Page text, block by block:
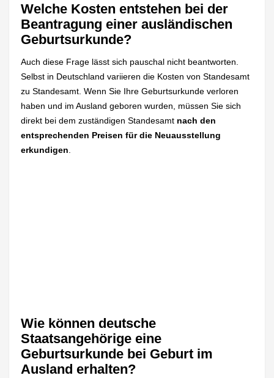
Welche Kosten entstehen bei der
Beantragung einer ausländischen
Geburtsurkunde?
Auch diese Frage lässt sich pauschal nicht beantworten.
Selbst in Deutschland variieren die Kosten von Standesamt
zu Standesamt. Wenn Sie Ihre Geburtsurkunde verloren
haben und im Ausland geboren wurden, müssen Sie sich
direkt bei dem zuständigen Standesamt nach den
entsprechenden Preisen für die Neuausstellung
erkundigen.
Wie können deutsche
Staatsangehörige eine
Geburtsurkunde bei Geburt im
Ausland erhalten?